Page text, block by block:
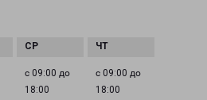
с 09:00 до
18:00
с 09:00 до
18:00